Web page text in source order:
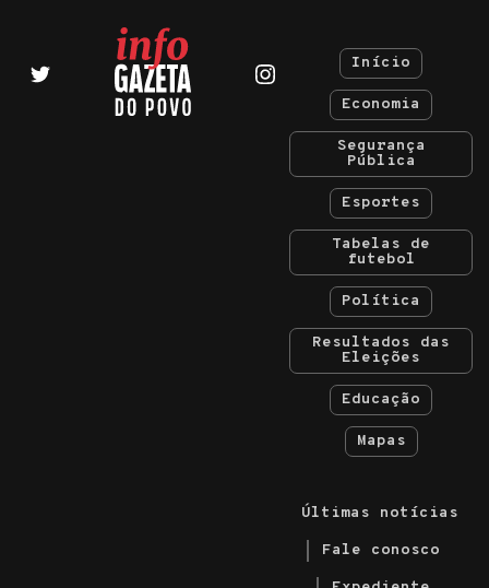
Início
Economia
Segurança
Pública
Esportes
Tabelas de
futebol
Política
Resultados das
Eleições
Educação
Mapas
Últimas notícias
Fale conosco